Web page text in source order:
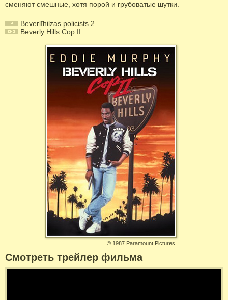
сменяют смешные, хотя порой и грубоватые шутки.
Beverlīhilzas policists 2
Beverly Hills Cop II
© 1987 Paramount Pictures
Смотреть трейлер фильма